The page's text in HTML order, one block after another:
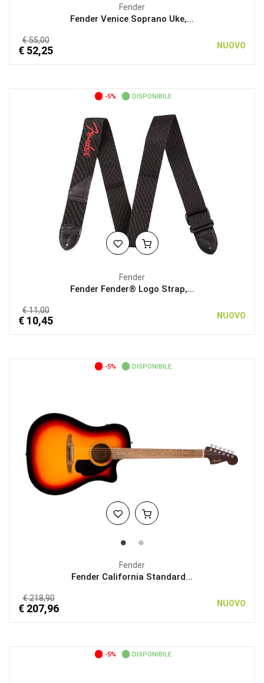
Fender
Fender Venice Soprano Uke,...
€ 55,00
€ 52,25 NUOVO
-5% DISPONIBILE
Fender
Fender Fender® Logo Strap,...
€ 11,00
€ 10,45 NUOVO
-5% DISPONIBILE
Fender
Fender California Standard...
€ 218,90
€ 207,96 NUOVO
-5% DISPONIBILE